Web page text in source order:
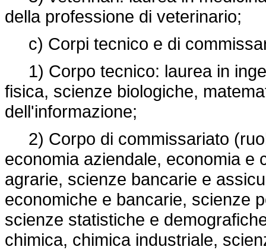
della professione di veterinario;
c) Corpi tecnico e di
1) Corpo tecnico: laurea in
fisica, scienze biologiche,
dell'informazione;
2) Corpo di commissariato
economia aziendale, economia e
agrarie, scienze bancarie e
economiche e bancarie, scienze
scienze statistiche e
chimica, chimica industriale,